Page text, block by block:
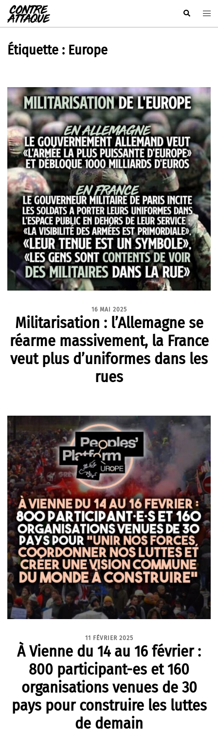
Aller
au
contenu
Rechercher
Étiquette : Europe
16 MAI 2025
Militarisation : l’Allemagne se
réarme massivement, la France
veut plus d’uniformes dans les
rues
11 FÉVRIER 2025
À Vienne du 14 au 16 février :
800 participant-es et 160
organisations venues de 30
pays pour construire les luttes
de demain